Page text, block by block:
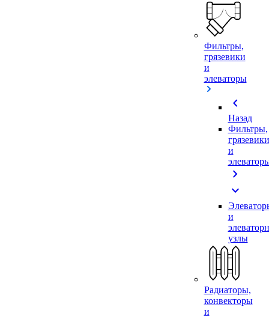
Фильтры,
грязевики
и
элеваторы
chevron_left
Назад
Фильтры,
грязевики
и
chevron_right
expand_more
и
узлы
Радиаторы,
конвекторы
и